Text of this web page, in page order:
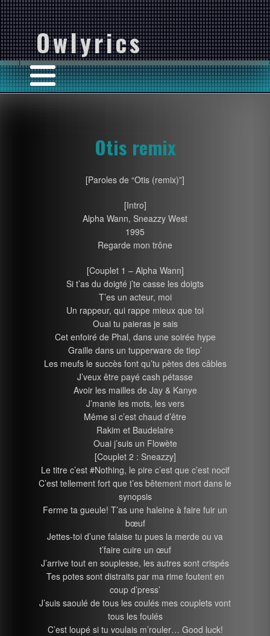
Owlyrics
Otis remix
[Paroles de “Otis (remix)”]
[Intro]
Alpha Wann, Sneazzy West
1995
Regarde mon trône
[Couplet 1 – Alpha Wann]
Si t’as du doigté j’te casse les doigts
T’es un acteur, moi
Un rappeur, qui rappe mieux que toi
Ouai tu paieras je sais
Cet enfoiré de Phal, dans une soirée hype
Graille dans un tupperware de tiep’
Les meufs le succès font qu’tu pètes des câbles
J’veux être payé cash pétasse
Avoir les mailles de Jay & Kanye
J’manie les mots, les vers
Même si c’est chaud d’être
Rakim et Baudelaire
Ouai j’suis un Flowète
[Couplet 2 : Sneazzy]
Le titre c’est #Nothing, le pire c’est que c’est nocif
C’est tellement fort que t’es bêtement mort dans le
synopsis
Ferme ta gueule! T’as une haleine à faire fuir un
bœuf
Jettes-toi d’une falaise tu pues la merde ou va
t’faire cuire un œuf
J’arrive tout en souplesse, les autres sont crispés
Tes potes sont distraits par ma rime foutent en
coup d’press’
J’suis saoulé de tous les coulés mes couplets vont
tous les foulés
C’est loupé si tu voulais m’rouler… Good luck!